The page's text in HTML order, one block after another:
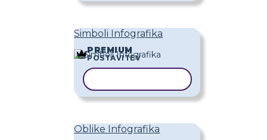
Simboli Infografika
PREMIUM
POSTAVITEV
Oblike Infografika